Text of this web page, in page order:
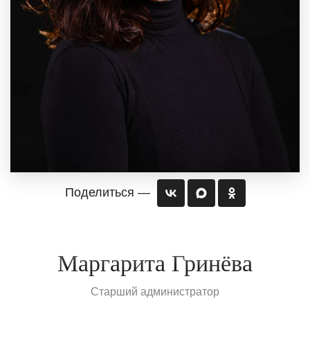
Маргарита Гринёва
Старший администратор
Поделиться —